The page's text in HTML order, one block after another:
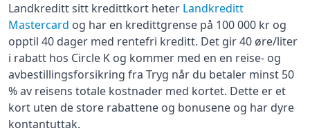
Landkreditt sitt kredittkort heter Landkreditt
Mastercard og har en kredittgrense på 100 000 kr og
opptil 40 dager med rentefri kreditt. Det gir 40 øre/liter
i rabatt hos Circle K og kommer med en en reise- og
avbestillingsforsikring fra Tryg når du betaler minst 50
% av reisens totale kostnader med kortet. Dette er et
kort uten de store rabattene og bonusene og har dyre
kontantuttak.